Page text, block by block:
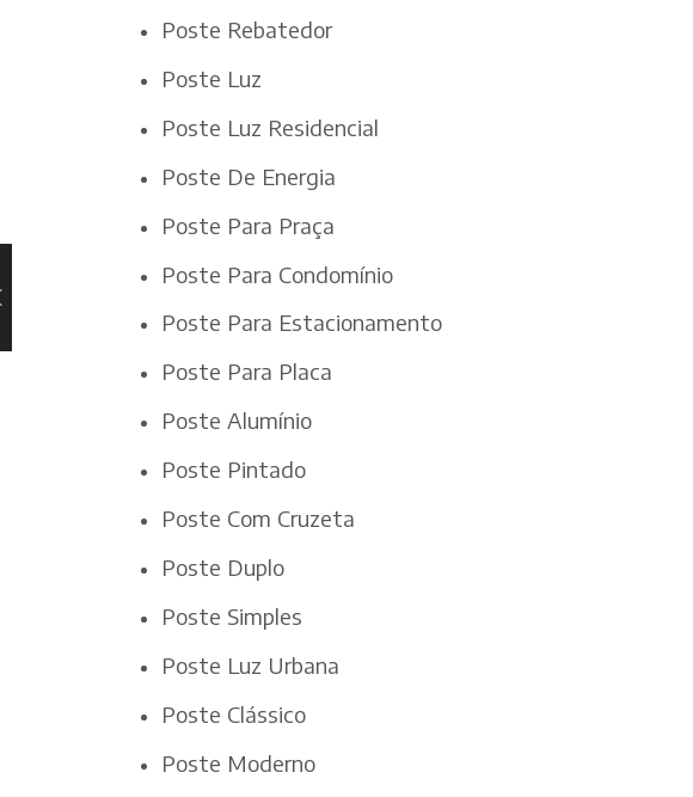
Poste Rebatedor
Poste Luz
Poste Luz Residencial
Poste De Energia
Poste Para Praça
Poste Para Condomínio
Poste Para Estacionamento
Poste Para Placa
Poste Alumínio
Poste Pintado
Poste Com Cruzeta
Poste Duplo
Poste Simples
Poste Luz Urbana
Poste Clássico
Poste Moderno